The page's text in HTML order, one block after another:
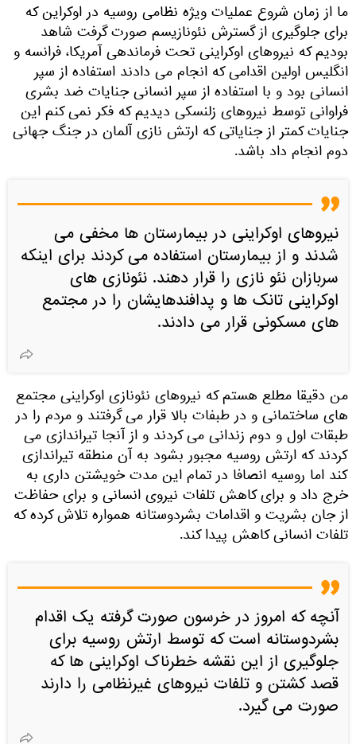
ما از زمان شروع عملیات ویژه نظامی روسیه در اوکراین که
برای جلوگیری از گسترش نئونازیسم صورت گرفت شاهد
بودیم که نیروهای اوکراینی تحت فرماندهی آمریکا، فرانسه و
انگلیس اولین اقدامی که انجام می دادند استفاده از سپر
انسانی بود و با استفاده از سپر انسانی جنایات ضد بشری
فراوانی توسط نیروهای زلنسکی دیدیم که فکر نمی کنم این
جنایات کمتر از جنایاتی که ارتش نازی آلمان در جنگ جهانی
دوم انجام داد باشد.
نیروهای اوکراینی در بیمارستان ها مخفی می
شدند و از بیمارستان استفاده می کردند برای اینکه
سربازان نئو نازی را قرار دهند. نئونازی های
اوکراینی تانک ها و پدافندهایشان را در مجتمع
های مسکونی قرار می دادند.
من دقیقا مطلع هستم که نیروهای نئونازی اوکراینی مجتمع
های ساختمانی و در طبفات بالا قرار می گرفتند و مردم را در
طبقات اول و دوم زندانی می کردند و از آنجا تیراندازی می
کردند که ارتش روسیه مجبور بشود به آن منطقه تیراندازی
کند اما روسیه انصافا در تمام این مدت خویشتن داری به
خرج داد و برای کاهش تلفات نیروی انسانی و برای حفاظت
از جان بشریت و اقدامات بشردوستانه همواره تلاش کرده که
تلفات انسانی کاهش پیدا کند.
آنچه که امروز در خرسون صورت گرفته یک اقدام
بشردوستانه است که توسط ارتش روسیه برای
جلوگیری از این نقشه خطرناک اوکراینی ها که
قصد کشتن و تلفات نیروهای غیرنظامی را دارند
صورت می گیرد.